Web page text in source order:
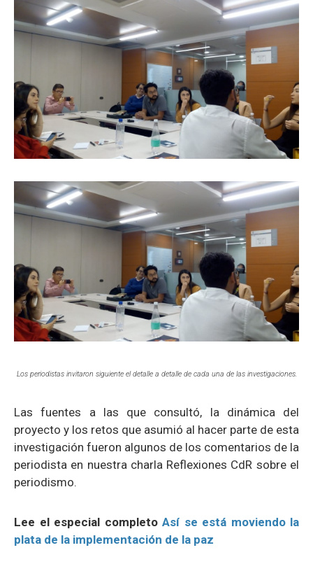
Los periodistas invitaron siguiente el detalle a detalle de cada una de las investigaciones.
Las fuentes a las que consultó, la dinámica del
proyecto y los retos que asumió al hacer parte de esta
investigación fueron algunos de los comentarios de la
periodista en nuestra charla Reflexiones CdR sobre el
periodismo.
Lee el especial completo Así se está moviendo la
plata de la implementación de la paz